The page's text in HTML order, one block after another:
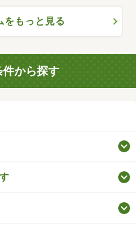
をもっと見る
から探す